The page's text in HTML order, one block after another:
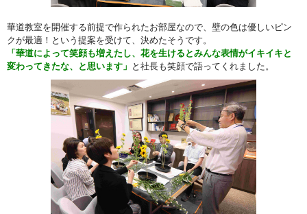
華道教室を開催する前提で作られたお部屋なので、壁の色は優しいピン
クが最適！という提案を受けて、決めたそうです。
「華道によって笑顔も増えたし、花を生けるとみんな表情がイキイキと
変わってきたな、と思います」 と社長も笑顔で語ってくれました。